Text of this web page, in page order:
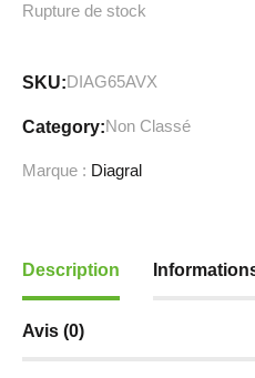
Rupture de stock
SKU:DIAG65AVX
Category:Non Classé
Marque : Diagral
Description
Avis (0)